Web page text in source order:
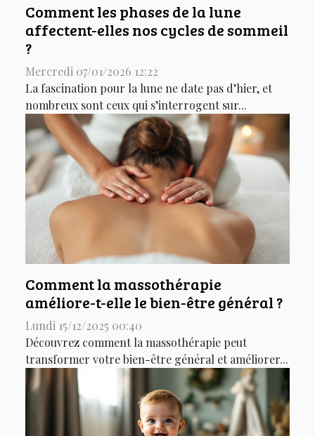
Comment les phases de la lune
affectent-elles nos cycles de sommeil
?
Mercredi 07/01/2026 12:22
La fascination pour la lune ne date pas d’hier, et
nombreux sont ceux qui s’interrogent sur...
Comment la massothérapie
améliore-t-elle le bien-être général ?
Lundi 15/12/2025 00:40
Découvrez comment la massothérapie peut
transformer votre bien-être général et améliorer...